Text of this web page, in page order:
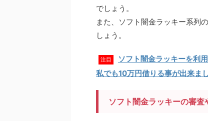
でしょう。
また、ソフト闇金ラッキー系列
しょう。
注目
ソフト闇金ラッキーを利
私でも10万円借りる事が出来ま
ソフト闇金ラッキーの審査